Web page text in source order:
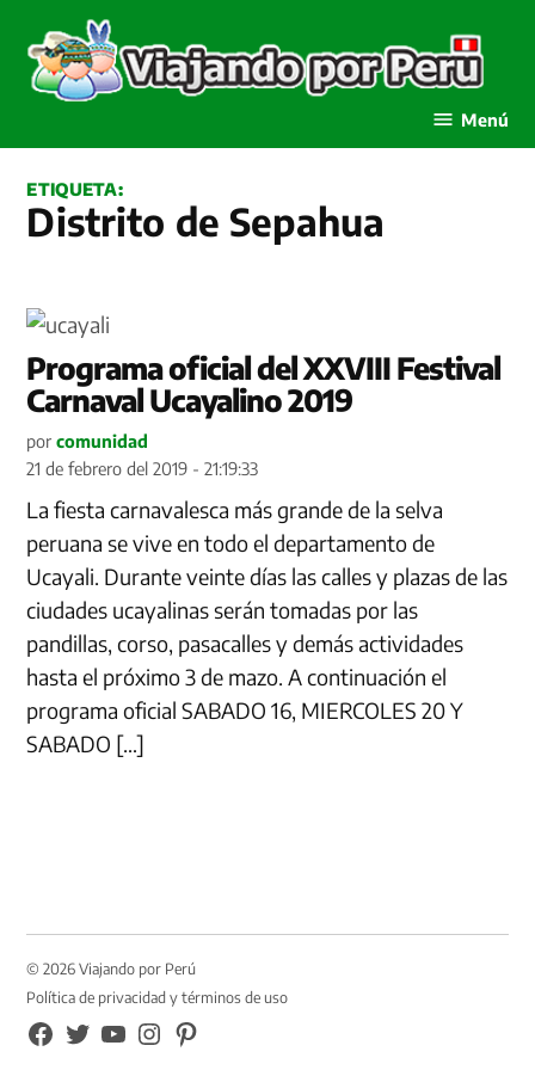
contenido
Menú
ETIQUETA:
Distrito de Sepahua
Programa oficial del XXVIII Festival
Carnaval Ucayalino 2019
por comunidad
21 de febrero del 2019 - 21:19:33
La fiesta carnavalesca más grande de la selva
peruana se vive en todo el departamento de
Ucayali. Durante veinte días las calles y plazas de las
ciudades ucayalinas serán tomadas por las
pandillas, corso, pasacalles y demás actividades
hasta el próximo 3 de mazo. A continuación el
programa oficial SABADO 16, MIERCOLES 20 Y
SABADO […]
© 2026 Viajando por Perú
Política de privacidad y términos de uso
FB
TW YouTubeInstagramPinterest